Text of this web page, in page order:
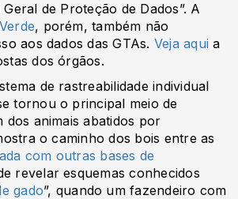
de Proteção de Dados”. A
, porém, também não
aos dados das GTAs. Veja aquia
dos órgãos.
de rastreabilidade individual
tornou o principal meio de
dos animais abatidos por
o caminho dos bois entre as
com outras bases de
revelar esquemas conhecidos
gado”, quando um fazendeiro com